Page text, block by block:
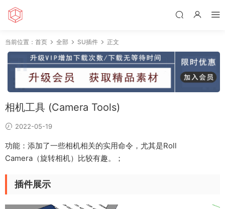
当前位置： 首页 全部 SU插件 正文
相机工具 (Camera Tools)
2022-05-19
功能：添加了一些相机相关的实用命令，尤其是Roll
Camera（旋转相机）比较有趣。；
插件展示